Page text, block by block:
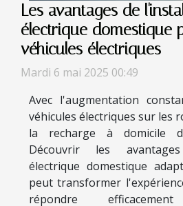
Les avantages de
électrique domestique
véhicules électriques
Mardi 6 mai 2025 00:49
Avec l'augmentation
véhicules électriques sur les
la recharge à domicile
Découvrir les
électrique domestique
peut transformer
répondre